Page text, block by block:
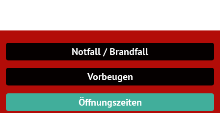
Notfall / Brandfall
Vorbeugen
Öffnungszeiten